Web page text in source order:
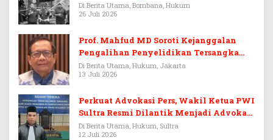
Di Berita Utama, Bombana, Hukum
26 Juli 2026
Prof. Mahfud MD Soroti Kejanggalan
Pengalihan Penyelidikan Tersangka
Febrie Adriansyah
Di Berita Utama, Hukum, Jakarta
13 Juli 2026
Perkuat Advokasi Pers, Wakil Ketua PWI
Sultra Resmi Dilantik Menjadi Advokat
PERADI
Di Berita Utama, Hukum, Sultra
12 Juli 2026